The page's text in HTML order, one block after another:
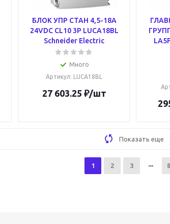
БЛОК УПР СТАН 4,5-18A
24VDC CL10 3P LUCA18BL
Schneider Electric
Много
Артикул: LUCA18BL
27 603.25 ₽/шт
Показать еще
1 2 3